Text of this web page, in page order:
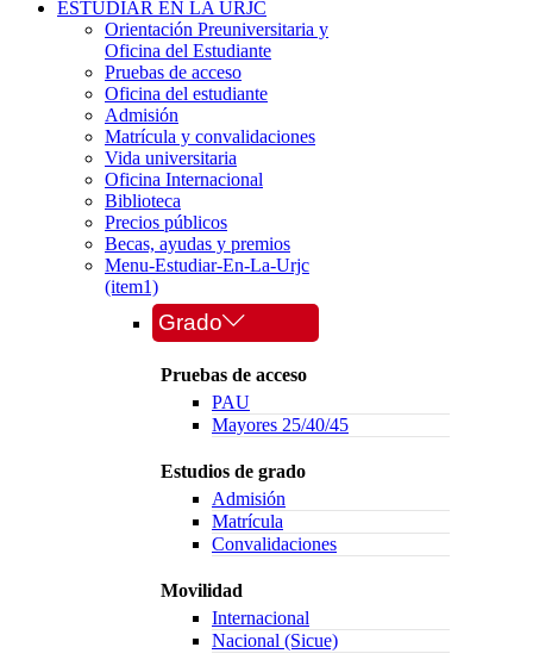
ESTUDIAR EN LA URJC
Orientación Preuniversitaria y
Oficina del Estudiante
Pruebas de acceso
Oficina del estudiante
Admisión
Matrícula y convalidaciones
Vida universitaria
Oficina Internacional
Biblioteca
Precios públicos
Becas, ayudas y premios
Menu-Estudiar-En-La-Urjc
(item1)
Grado
Pruebas de acceso
PAU
Mayores 25/40/45
Estudios de grado
Admisión
Matrícula
Convalidaciones
Movilidad
Internacional
Nacional (Sicue)